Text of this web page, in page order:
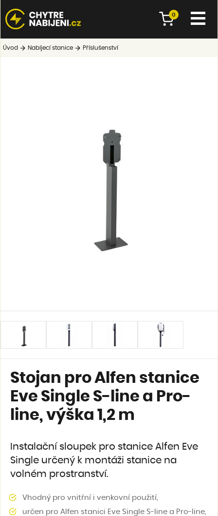
0
Úvod Nabíjecí stanice Příslušenství
Stojan pro Alfen stanice
Eve Single S-line a Pro-
line, výška 1,2 m
Instalační sloupek pro stanice Alfen Eve
Single určený k montáži stanice na
volném prostranství.
Vhodný pro vnitřní i venkovní použití,
určen pro Alfen stanici Eve Single S-line a Pro-line,